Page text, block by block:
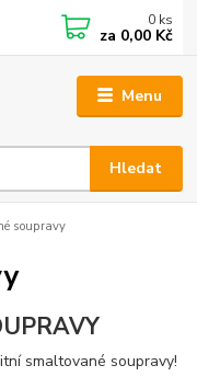
Menu
Hledat
0 ks
za 0,00 Kč
soupravy
smaltované soupravy!